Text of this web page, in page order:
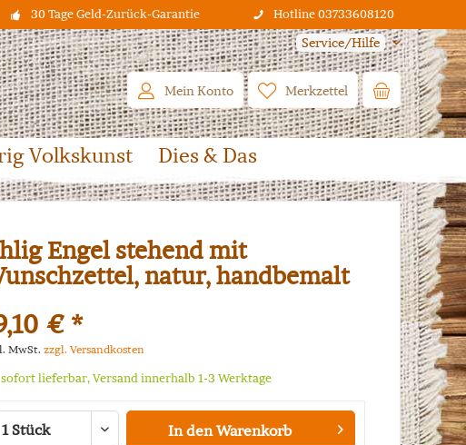
30 Tage Geld-Zurück-Garantie Hotline 03733608120
Service/Hilfe
Merkzettel
Mein Konto
Volkskunst Dies & Das
Engel stehend mit
natur, handbemalt
€ *
MwSt. zzgl. Versandkosten
sofort lieferbar, Versand innerhalb 1-3 Werktage
In den Warenkorb